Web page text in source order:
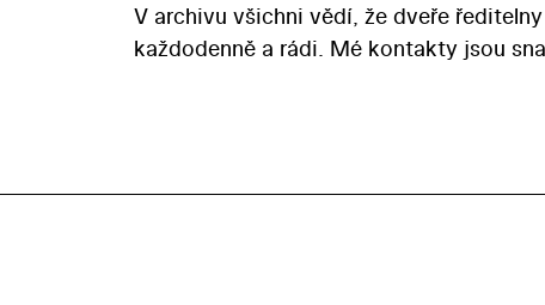
V archivu všichni vědí, že dveře
každodenně a rádi. Mé kontakty jsou